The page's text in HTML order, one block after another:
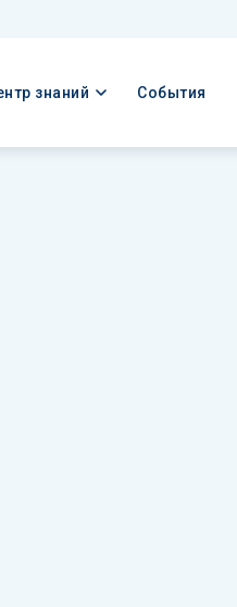
знаний События